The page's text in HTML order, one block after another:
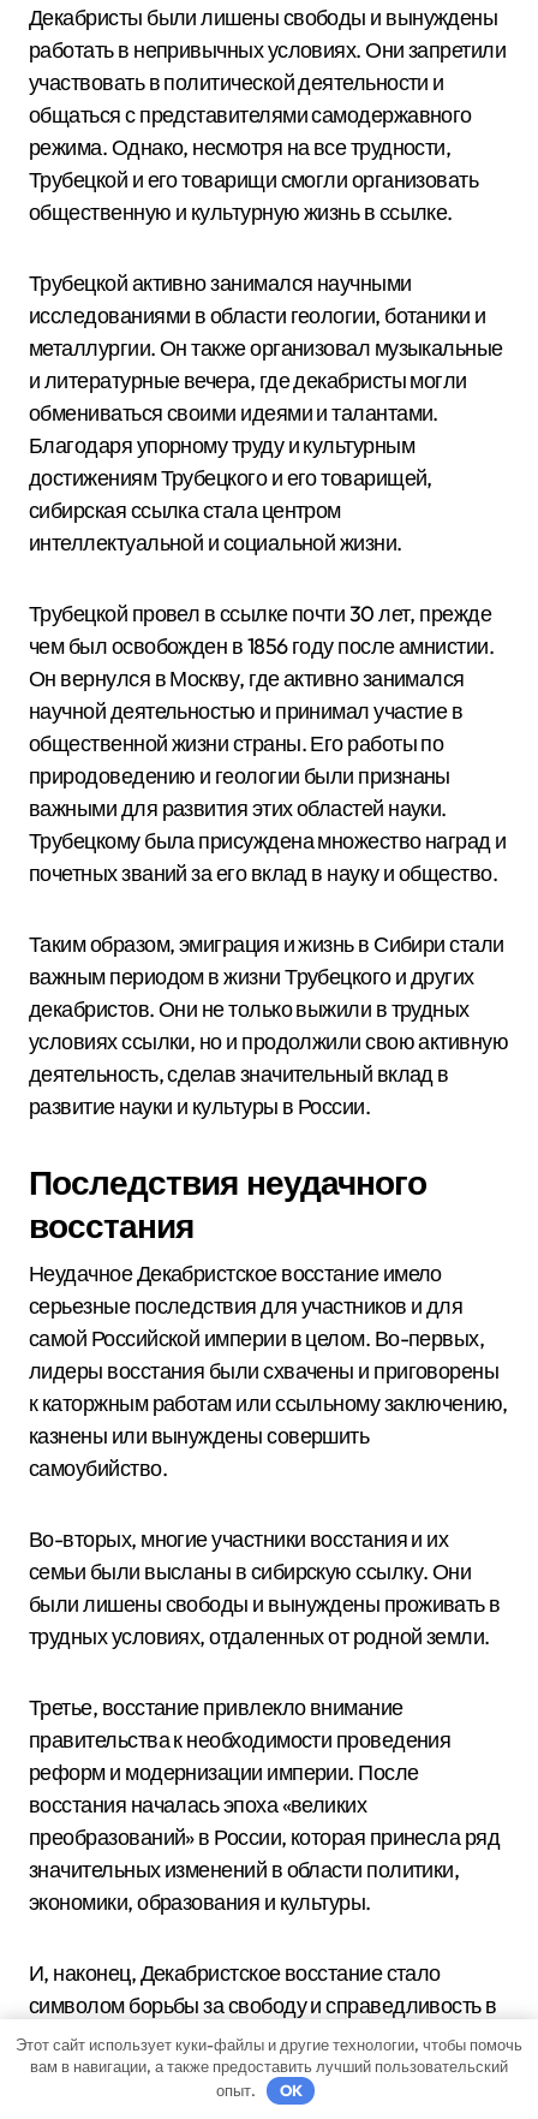
Декабристы были лишены свободы и вынуждены
работать в непривычных условиях. Они запретили
участвовать в политической деятельности и
общаться с представителями самодержавного
режима. Однако, несмотря на все трудности,
Трубецкой и его товарищи смогли организовать
общественную и культурную жизнь в ссылке.
Трубецкой активно занимался научными
исследованиями в области геологии, ботаники и
металлургии. Он также организовал музыкальные
и литературные вечера, где декабристы могли
обмениваться своими идеями и талантами.
Благодаря упорному труду и культурным
достижениям Трубецкого и его товарищей,
сибирская ссылка стала центром
интеллектуальной и социальной жизни.
Трубецкой провел в ссылке почти 30 лет, прежде
чем был освобожден в 1856 году после амнистии.
Он вернулся в Москву, где активно занимался
научной деятельностью и принимал участие в
общественной жизни страны. Его работы по
природоведению и геологии были признаны
важными для развития этих областей науки.
Трубецкому была присуждена множество наград и
почетных званий за его вклад в науку и общество.
Таким образом, эмиграция и жизнь в Сибири стали
важным периодом в жизни Трубецкого и других
декабристов. Они не только выжили в трудных
условиях ссылки, но и продолжили свою активную
деятельность, сделав значительный вклад в
развитие науки и культуры в России.
Последствия неудачного
восстания
Неудачное Декабристское восстание имело
серьезные последствия для участников и для
самой Российской империи в целом. Во-первых,
лидеры восстания были схвачены и приговорены
к каторжным работам или ссыльному заключению,
казнены или вынуждены совершить
самоубийство.
Во-вторых, многие участники восстания и их
семьи были высланы в сибирскую ссылку. Они
были лишены свободы и вынуждены проживать в
трудных условиях, отдаленных от родной земли.
Третье, восстание привлекло внимание
правительства к необходимости проведения
реформ и модернизации империи. После
восстания началась эпоха «великих
преобразований» в России, которая принесла ряд
значительных изменений в области политики,
экономики, образования и культуры.
И, наконец, Декабристское восстание стало
символом борьбы за свободу и справедливость в
России. Это событие оказало значительное
влияние на последующие политические и
социальные движения в стране, и стало важной
Этот сайт использует куки-файлы и другие технологии, чтобы помочь
вам в навигации, а также предоставить лучший пользовательский
опыт.
OK